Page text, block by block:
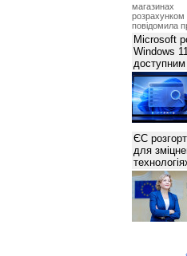
повідомила
Microsoft
Windows
доступним
ЄС
для